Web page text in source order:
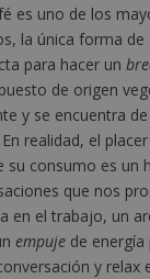
es uno de los
la única forma de
para hacer un
de origen
y se encuentra
realidad, el
su consumo es un
que nos
en el trabajo, un
empuje de
y relax